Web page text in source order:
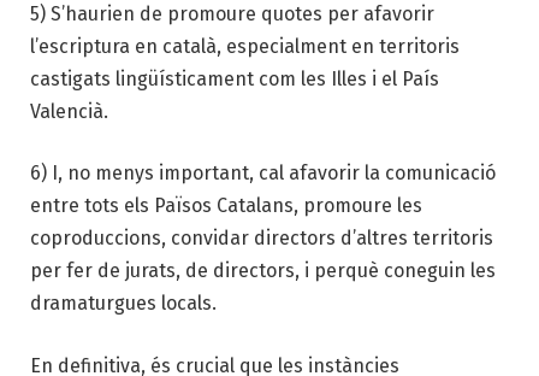
5) S’haurien de promoure quotes per afavorir
l’escriptura en català, especialment en territoris
castigats lingüísticament com les Illes i el País
Valencià.
6) I, no menys important, cal afavorir la comunicació
entre tots els Països Catalans, promoure les
coproduccions, convidar directors d’altres territoris
per fer de jurats, de directors, i perquè coneguin les
dramaturgues locals.
En definitiva, és crucial que les instàncies